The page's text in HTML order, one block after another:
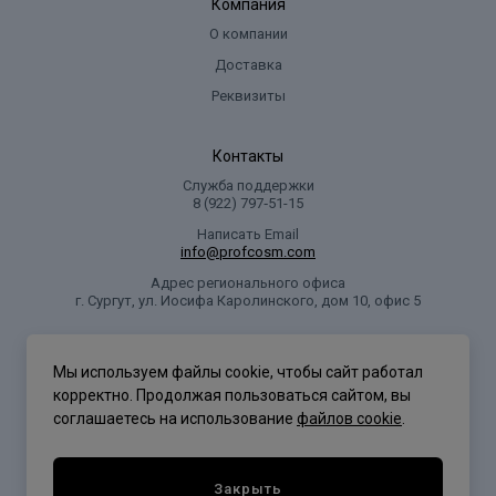
Компания
О компании
Доставка
Реквизиты
Контакты
Служба поддержки
8 (922) 797‑51-15
Написать Email
info@profcosm.com
Адрес регионального офиса
г. Сургут, ул. Иосифа Каролинского, дом 10, офис 5
Мы используем файлы cookie, чтобы сайт работал
корректно. Продолжая пользоваться сайтом, вы
соглашаетесь на использование файлов cookie
Закрыть